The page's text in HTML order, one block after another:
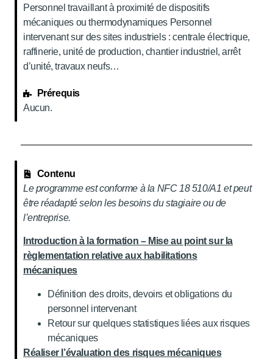
Personnel travaillant à proximité de dispositifs
mécaniques ou thermodynamiques Personnel
intervenant sur des sites industriels : centrale électrique,
raffinerie, unité de production, chantier industriel, arrêt
d’unité, travaux neufs…
Prérequis
Aucun.
Contenu
Le programme est conforme à la NFC 18 510/A1 et peut
être réadapté selon les besoins du stagiaire ou de
l’entreprise.
Introduction à la formation – Mise au point sur la
règlementation relative aux habilitations
mécaniques
Définition des droits, devoirs et obligations du
personnel intervenant
Retour sur quelques statistiques liées aux risques
mécaniques
Réaliser l’évaluation des risques mécaniques